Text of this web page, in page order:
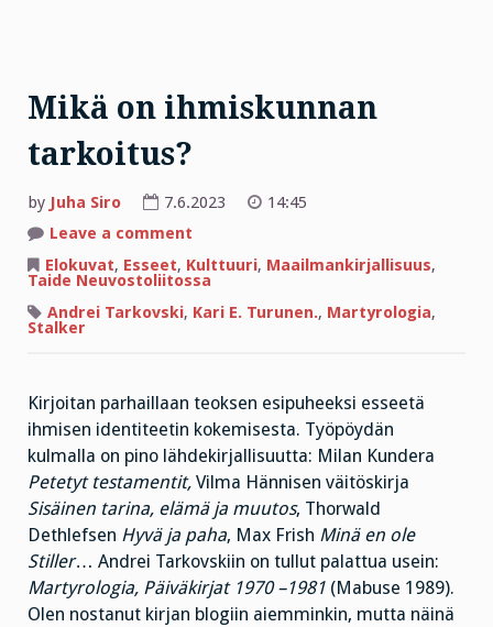
Mikä on ihmiskunnan
tarkoitus?
by Juha Siro 7.6.2023
14:45
Leave a comment
on
ihmiskunnan
Elokuvat, Esseet, Kulttuuri, Maailmankirjallisuus,
Taide Neuvostoliitossa
Andrei Tarkovski, Kari E. Turunen., Martyrologia,
Stalker
Kirjoitan parhaillaan teoksen esipuheeksi esseetä
ihmisen identiteetin kokemisesta. Työpöydän
kulmalla on pino lähdekirjallisuutta: Milan Kundera
Petetyt testamentit, Vilma Hännisen väitöskirja
Sisäinen tarina, elämä ja muutos, Thorwald
Dethlefsen Hyvä ja paha, Max Frish Minä en ole
Stiller… Andrei Tarkovskiin on tullut palattua usein:
Martyrologia, Päiväkirjat 1970 –1981 (Mabuse 1989).
Olen nostanut kirjan blogiin aiemminkin, mutta näinä